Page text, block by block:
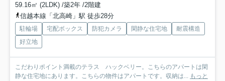
59.16㎡ (2LDK) /築2年 /2階建
信越本線「北高崎」駅 徒歩28分
駐輪場 宅配ボックス 防犯カメラ 閑静な住宅地
耐震構造
好立地
こだわりポイント満載のテラス ハックベリー。こちらのアパートは閑
静な住宅地にあります。こちらの物件はアパートです。収納は... もっと